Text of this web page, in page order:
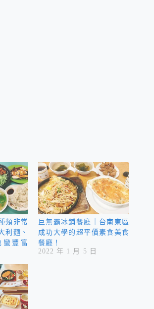
類非常
利麵、
蠻豐富
食喔！
巨無霸冰鋪餐廳｜台南東區
成功大學的超平價素食美食
餐廳！
2022 年 1 月 5 日